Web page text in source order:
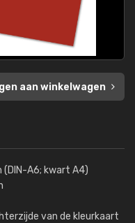
aan winkelwagen
(DIN-A6; kwart A4)
van de kleurkaart